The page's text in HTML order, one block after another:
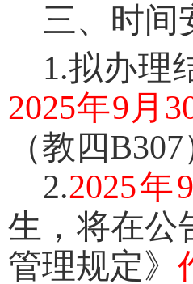
三、时间
1.拟办理
2025年9月
（教四B307
2.2025年9
生，将在公
管理规定》